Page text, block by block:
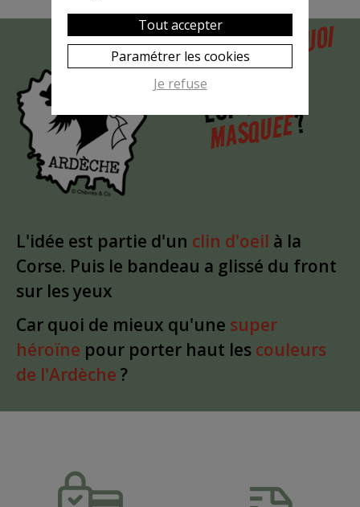
MAISPOURQUOI
LA CHÈVRE
EST-ELLE
MASQUÉE?
L'idée est partie d'un clin d'oeil à la
Corse. Puis le bandeau a glissé du front
sur les yeux
Car quoi de mieux qu'une super
héroïne pour porter haut les couleurs
de l'Ardèche ?
Tout accepter
Paramétrer les cookies
Je refuse